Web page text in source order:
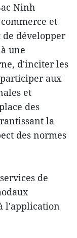
Ninh
et
de développer
une
d'inciter les
aux
et
des
la
des normes
de
l'application